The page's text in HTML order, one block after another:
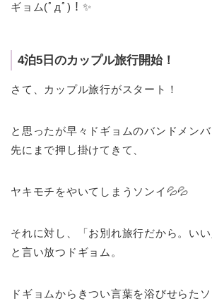
ギョム(ﾟдﾟ)！✨
4泊5日のカップル旅行開始！
さて、カップル旅行がスタート！
と思ったが早々ドギョムのバンドメン
先にまで押し掛けてきて、
ヤキモチをやいてしまうソンイ💦💦
それに対し、「お別れ旅行だから。いい
と言い放つドギョム。
ドギョムからきつい言葉を浴びせらた